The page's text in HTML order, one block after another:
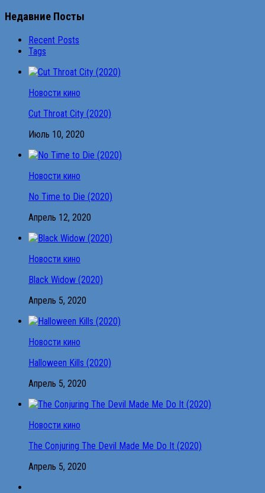
Недавние Посты
Recent Posts
Tags
Новости кино
Cut Throat City (2020)
Июль 10, 2020
Новости кино
No Time to Die (2020)
Апрель 12, 2020
Новости кино
Black Widow (2020)
Апрель 5, 2020
Новости кино
Halloween Kills (2020)
Апрель 5, 2020
Новости кино
The Conjuring The Devil Made Me Do It (2020)
Апрель 5, 2020